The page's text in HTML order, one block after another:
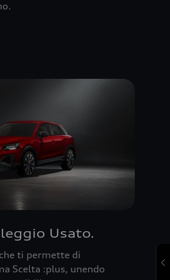
Usato.
ti permette di
Scelta :plus, unendo